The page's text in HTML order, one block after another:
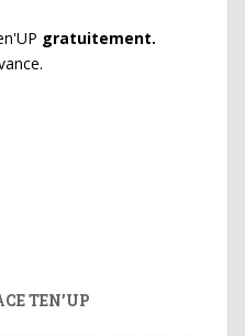
gratuitement.
TEN’UP